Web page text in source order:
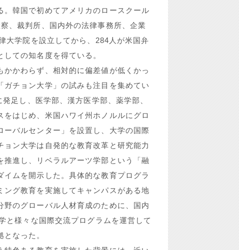
韓国で初めてアメリカのロースクール
、裁判所、国内外の法律事務所、企業
大学院を設立してから、284人が米国弁
ての知名度を得ている。
かわらず、相対的に偏差値が低くかっ
チョン大学」の試みも注目を集めてい
足し、医学部、漢方医学部、薬学部、
はじめ、米国ハワイ州ホノルルにグロ
バルセンター」を設置し、大学の国際
ン大学は自発的な教育改革と研究能力
進し、リベラルアーツ学部という「融
ムを開示した。具体的な教育プログラ
グ教育を実施してキャンパスがある地
のグローバル人材育成のために、国内
と様々な国際交流プログラムを運営して
なった。